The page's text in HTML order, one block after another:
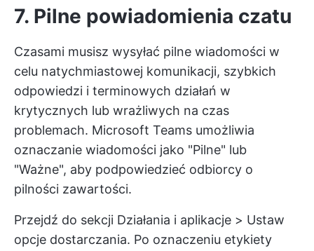
7. Pilne powiadomienia czatu
Czasami musisz wysyłać pilne wiadomości w
celu natychmiastowej komunikacji, szybkich
odpowiedzi i terminowych działań w
krytycznych lub wrażliwych na czas
problemach. Microsoft Teams umożliwia
oznaczanie wiadomości jako "Pilne" lub
"Ważne", aby podpowiedzieć odbiorcy o
pilności zawartości.
Przejdź do sekcji Działania i aplikacje > Ustaw
opcje dostarczania. Po oznaczeniu etykiety